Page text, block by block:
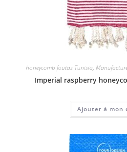
honeycomb foutas Tunisia,
Imperial raspberry
Ajouter à mon